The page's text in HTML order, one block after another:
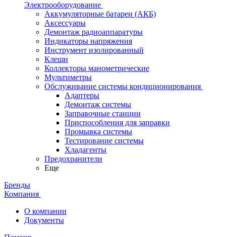
Электрооборудование
Аккумуляторные батареи (АКБ)
Аксессуары
Демонтаж радиоаппаратуры
Индикаторы напряжения
Инструмент изолированный
Клещи
Коллекторы манометрические
Мультиметры
Обслуживание системы кондиционирования
Адаптеры
Демонтаж системы
Заправочные станции
Приспособления для заправки
Промывка системы
Тестирование системы
Хладагенты
Предохранители
Еще
Бренды
Компания
О компании
Документы